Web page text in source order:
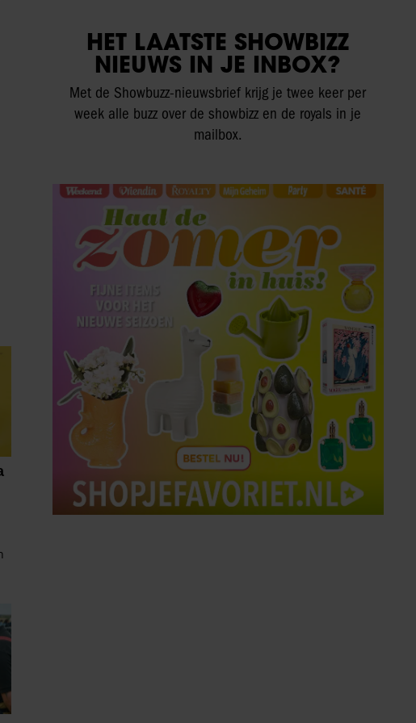
HET LAATSTE SHOWBIZZ
NIEUWS IN JE INBOX?
Met de Showbuzz-nieuwsbrief krijg je twee keer per
week alle buzz over de showbizz en de royals in je
mailbox.